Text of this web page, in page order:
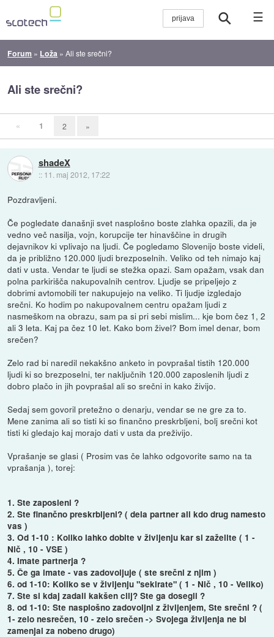
☰
Forum » Loža »Ali ste srečni?
Ali ste srečni?
« 1 2 »
shadeX
:: 11. maj 2012, 17:22
Pozdravljeni.
Če pogledate današnji svet nasplošno boste zlahka opazili, da je
vedno več nasilja, vojn, korupcije ter hinavščine in drugih
dejavnikov ki vplivajo na ljudi. Če pogledamo Slovenijo boste videli,
da je približno 120.000 ljudi brezposelnih. Veliko od teh nimajo kaj
dati v usta. Vendar te ljudi se stežka opazi. Sam opažam, vsak dan
polna parkirišča nakupovalnih centrov. Ljudje se pripeljejo z
dobrimi avtomobili ter nakupujejo na veliko. Ti ljudje izgledajo
srečni. Ko hodim po nakupovalnem centru opažam ljudi z
nasmeškom na obrazu, sam pa si pri sebi mislim... kje bom čez 1, 2
ali 3 leta. Kaj pa čez 10 let. Kako bom živel? Bom imel denar, bom
srečen?
Zelo rad bi naredil nekakšno anketo in povprašal tistih 120.000
ljudi ki so brezposelni, ter naključnih 120.000 zaposlenih ljudi z
dobro plačo in jih povprašal ali so srečni in kako živijo.
Sedaj sem govoril pretežno o denarju, vendar se ne gre za to.
Mene zanima ali so tisti ki so finančno preskrbljeni, bolj srečni kot
tisti ki gledajo kaj morajo dati v usta da preživijo.
Vprašanje se glasi ( Prosim vas če lahko odgovorite samo na ta
vprašanja ), torej:
1. Ste zaposleni ?
2. Ste finančno preskrbljeni? ( dela partner ali kdo drug namesto
vas )
3. Od 1-10 : Koliko lahko dobite v življenju kar si zaželite ( 1 -
Nič , 10 - VSE )
4. Imate partnerja ?
5. Če ga imate - vas zadovoljuje ( ste srečni z njim )
6. od 1-10: Koliko se v življenju "sekirate" ( 1 - Nič , 10 - Veliko)
7. Ste si kdaj zadali kakšen cilj? Ste ga dosegli ?
8. od 1-10: Ste nasplošno zadovoljni z življenjem, Ste srečni ? (
1- zelo nesrečen, 10 - zelo srečen -> Svojega življenja ne bi
zamenjal za nobeno drugo)